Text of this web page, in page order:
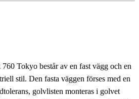
Tokyo består av en fast vägg och en
stil. Den fasta väggen förses med en
golvlisten monteras i golvet